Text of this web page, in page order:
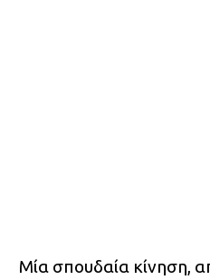
Μία σπουδαία κίνηση,